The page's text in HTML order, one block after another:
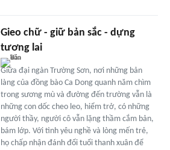
Gieo chữ - giữ bản sắc - dựng
tương lai
Giữa đại ngàn Trường Sơn, nơi những bản
làng của đồng bào Ca Dong quanh năm chìm
trong sương mù và đường đến trường vẫn là
những con dốc cheo leo, hiểm trở, có những
người thầy, người cô vẫn lặng thầm cắm bản,
bám lớp. Với tình yêu nghề và lòng mến trẻ,
họ chấp nhận đánh đổi tuổi thanh xuân để